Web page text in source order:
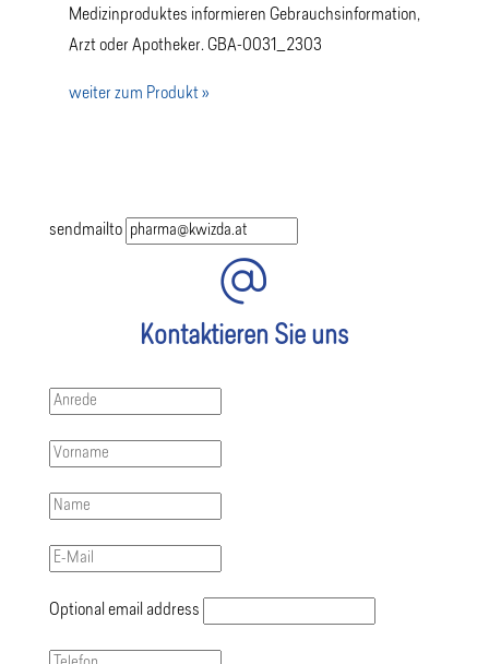
Medizinproduktes informieren Gebrauchsinformation,
Arzt oder Apotheker. GBA-0031_2303
weiter zum Produkt »
sendmailto
Kontaktieren Sie uns
Optional email address